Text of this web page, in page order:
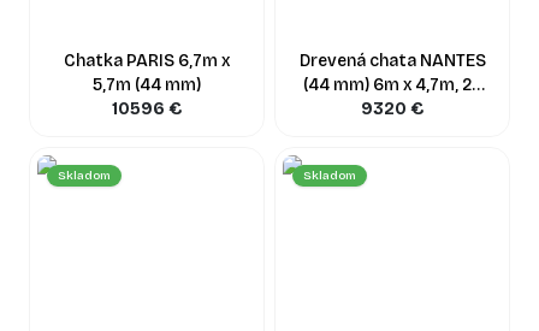
Chatka PARIS 6,7m x
5,7m (44 mm)
10596 €
Drevená chata NANTES
(44 mm) 6m x 4,7m, 24
m² + 3,5 m²
9320 €
Skladom Skladom